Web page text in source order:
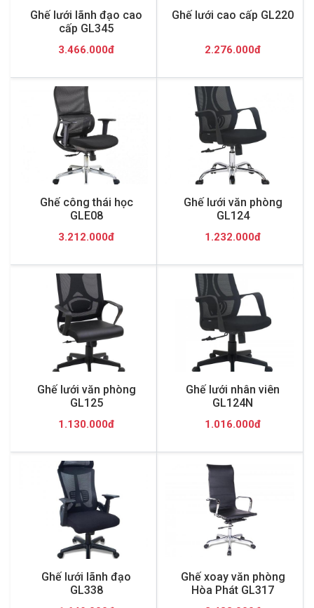
Ghế lưới lãnh đạo cao
cấp GL345
3.466.000đ
Ghế lưới cao cấp GL220
2.276.000đ
Ghế công thái học
GLE08
3.212.000đ
Ghế lưới văn phòng
GL124
1.232.000đ
Ghế lưới văn phòng
GL125
1.130.000đ
Ghế lưới nhân viên
GL124N
1.016.000đ
Ghế lưới lãnh đạo
GL338
Ghế xoay văn phòng
Hòa Phát GL317